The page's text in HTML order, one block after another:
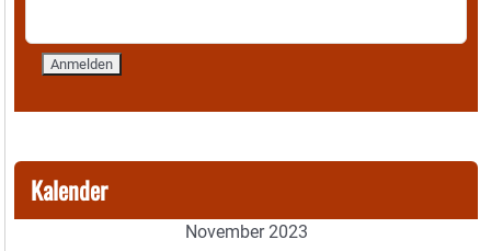
Kalender
November 2023